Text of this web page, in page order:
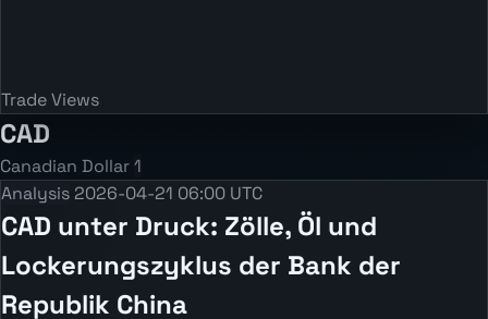
Trade Views
CAD
Canadian Dollar1
Analysis 2026-04-21 06:00 UTC
CAD unter Druck: Zölle, Öl und
Lockerungszyklus der Bank der
Republik China